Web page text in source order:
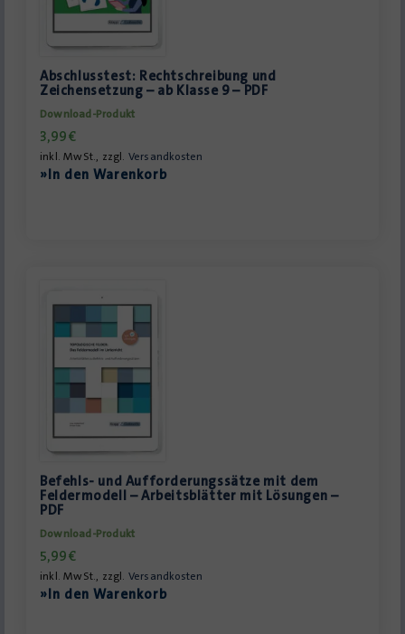
Abschlusstest: Rechtschreibung und
Zeichensetzung – ab Klasse 9 – PDF
Download-Produkt
3,99€
inkl. MwSt., zzgl. Versandkosten
»In den Warenkorb
Befehls- und Aufforderungssätze mit dem
Feldermodell – Arbeitsblätter mit Lösungen –
PDF
Download-Produkt
5,99€
inkl. MwSt., zzgl. Versandkosten
»In den Warenkorb